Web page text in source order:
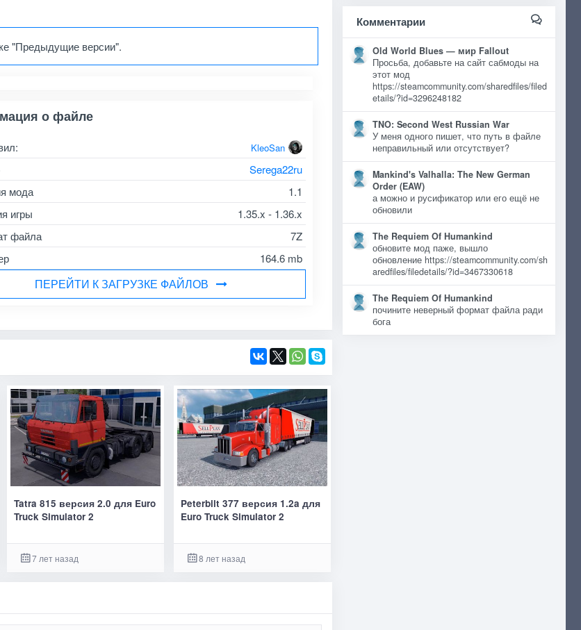
"Предыдущие версии".
о файле
KleoSan
Serega22ru
мода
1.1
игры
1.35.x - 1.36.x
файла
7Z
164.6 mb
ПЕРЕЙТИ К ЗАГРУЗКЕ ФАЙЛОВ
Tatra 815 версия 2.0 для Euro
Truck Simulator 2
7 лет назад
Peterbilt 377 версия 1.2a для
Euro Truck Simulator 2
8 лет назад
Комментарии
Old World Blues — мир Fallout
Просьба, добавьте на сайт сабмоды на
этот мод
https://steamcommunity.com/sharedfiles/filed
etails/?id=3296248182
TNO: Second West Russian War
У меня одного пишет, что путь в файле
неправильный или отсутствует?
Mankind's Valhalla: The New German
Order (EAW)
а можно и русификатор или его ещё не
обновили
The Requiem Of Humankind
обновите мод паже, вышло
обновление https://steamcommunity.com/sh
aredfiles/filedetails/?id=3467330618
The Requiem Of Humankind
почините неверный формат файла ради
бога